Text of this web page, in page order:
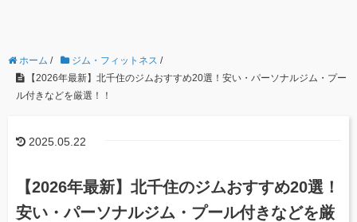
ホーム / ジム・フィットネス /
【2026年最新】北千住のジムおすすめ20選！安い・パーソナルジム・プー
ル付きなどを厳選！！
2025.05.22
【2026年最新】北千住のジムおすすめ20選！
安い・パーソナルジム・プール付きなどを厳